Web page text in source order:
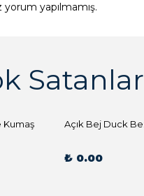
yapılmamış.
Satanlar
Kumaş
₺ 0.00